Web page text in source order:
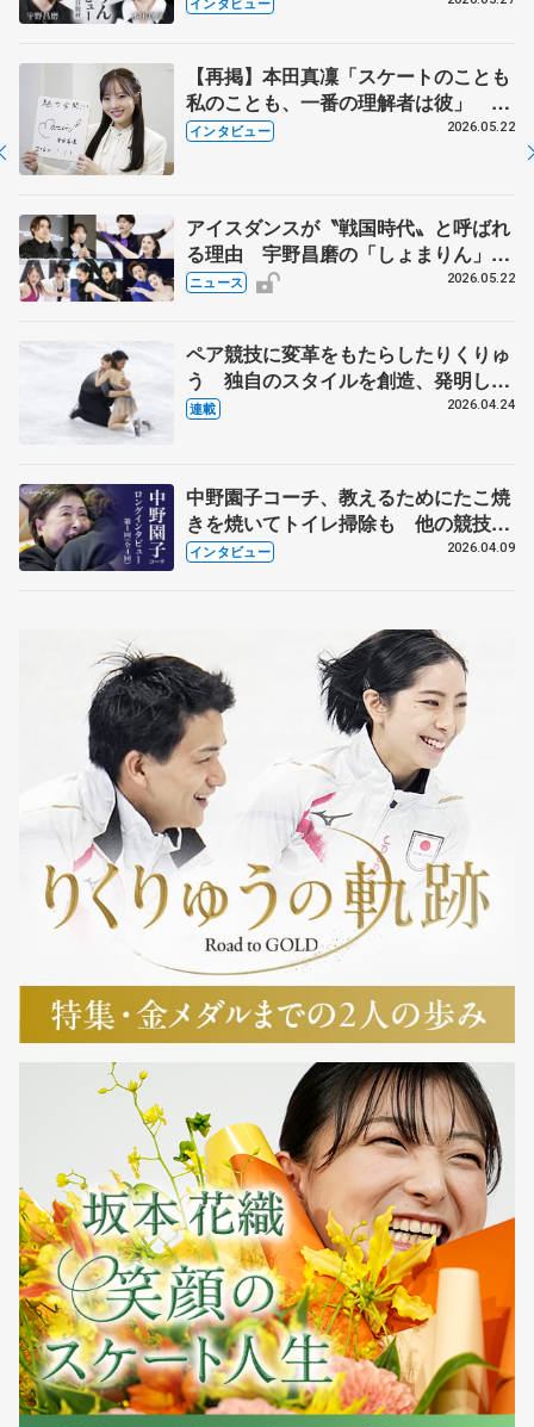
【再掲】本田真凜「スケートのことも
私のことも、一番の理解者は彼」 引
退時の単独インタビューで語った競技
インタビュー 2026.05.22
アイスダンスが〝戦国時代〟と呼ばれ
る理由 宇野昌磨の「しょまりん」ら
実力者が相次いで参戦 国内の競争激
ニュース 2026.05.22
ペア競技に変革をもたらしたりくりゅ
う 独自のスタイルを創造、発明した
【引退発表後②】
連載 2026.04.24
中野園子コーチ、教えるためにたこ焼
きを焼いてトイレ掃除も 他の競技に
も通用するという坂本花織の筋肉
インタビュー 2026.04.09